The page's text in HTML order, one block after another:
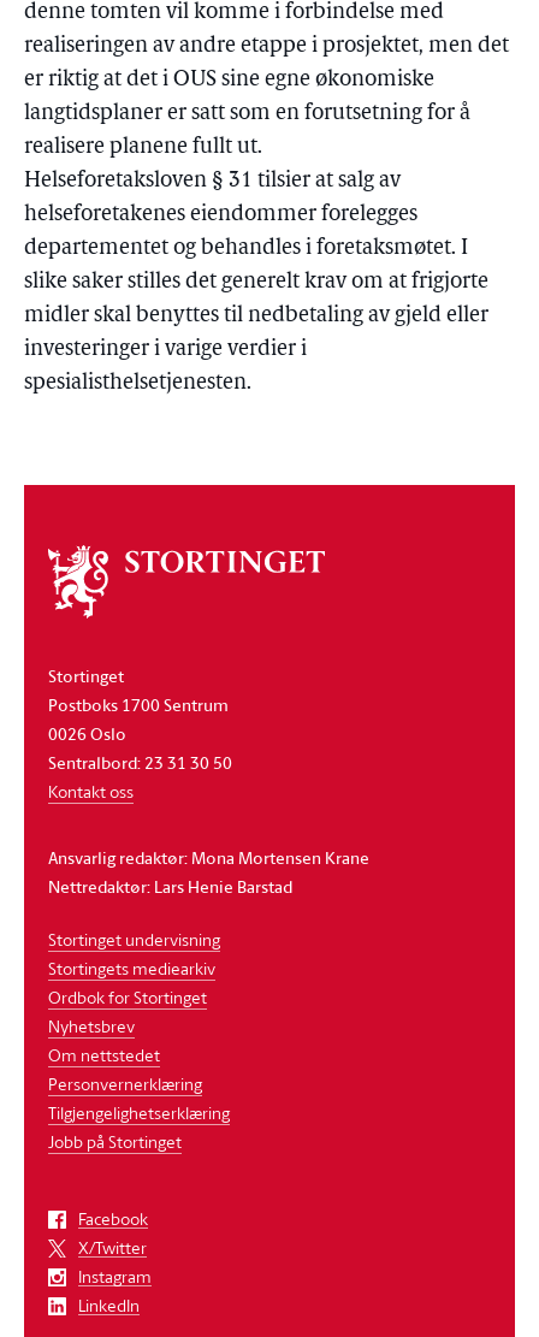
denne tomten vil komme i forbindelse med
realiseringen av andre etappe i prosjektet, men det
er riktig at det i OUS sine egne økonomiske
langtidsplaner er satt som en forutsetning for å
realisere planene fullt ut.
Helseforetaksloven § 31 tilsier at salg av
helseforetakenes eiendommer forelegges
departementet og behandles i foretaksmøtet. I
slike saker stilles det generelt krav om at frigjorte
midler skal benyttes til nedbetaling av gjeld eller
investeringer i varige verdier i
spesialisthelsetjenesten.
Om
stortinget
Stortinget
Postboks 1700 Sentrum
0026 Oslo
Sentralbord: 23 31 30 50
Kontakt oss
Ansvarlig redaktør: Mona Mortensen Krane
Nettredaktør: Lars Henie Barstad
Stortinget undervisning
Stortingets mediearkiv
Ordbok for Stortinget
Nyhetsbrev
Om nettstedet
Personvernerklæring
Tilgjengelighetserklæring
Jobb på Stortinget
Facebook
X/Twitter
Instagram
LinkedIn